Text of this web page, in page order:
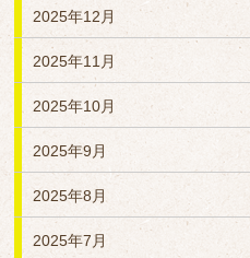
2025年12月
2025年11月
2025年10月
2025年9月
2025年8月
2025年7月